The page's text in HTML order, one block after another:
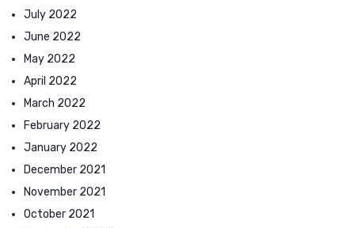
July 2022
June 2022
May 2022
April 2022
March 2022
February 2022
January 2022
December 2021
November 2021
October 2021